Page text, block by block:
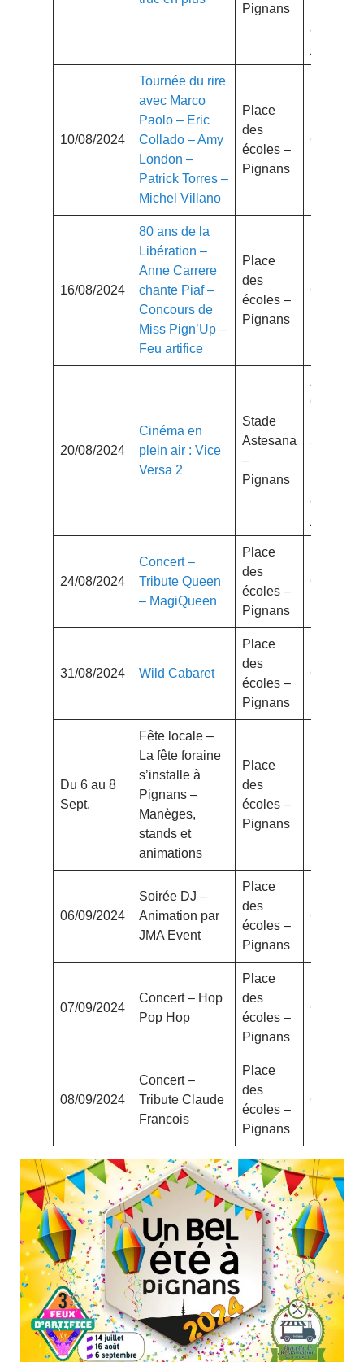
Pignans
avec
10/08/2024
Tournée du rire
avec Marco
Paolo – Eric
Collado – Amy
London –
Patrick Torres –
Michel Villano
Place
des
écoles –
Pignans
Gratuit
16/08/2024
80 ans de la
Libération –
Anne Carrere
chante Piaf –
Concours de
Miss Pign’Up –
Feu artifice
Place
des
écoles –
Pignans
Gratuit
20/08/2024
Cinéma en
plein air : Vice
Versa 2
Stade
Astesana
–
Pignans
Adulte
6.50€
5€
avec
24/08/2024
Concert –
Tribute Queen
– MagiQueen
Place
des
écoles –
Pignans
Gratuit
31/08/2024 Wild Cabaret
Place
des
écoles –
Pignans
Gratuit
Du 6 au 8
Sept.
Fête locale –
La fête foraine
s’installe à
Pignans –
Manèges,
stands et
animations
Place
des
écoles –
Pignans
06/09/2024
Soirée DJ –
Animation par
JMA Event
Place
des
écoles –
Pignans
Gratuit
07/09/2024
Concert – Hop
Pop Hop
Place
des
écoles –
Pignans
Gratuit
08/09/2024
Concert –
Tribute Claude
Francois
Place
des
écoles –
Pignans
Gratuit